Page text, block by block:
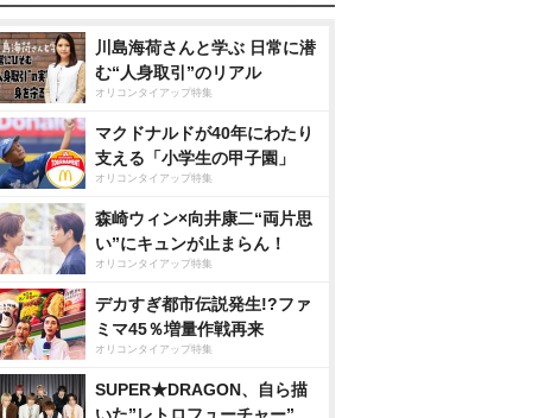
川島海荷さんと学ぶ 日常に潜
む“人身取引”のリアル
オリコンタイアップ特集
マクドナルドが40年にわたり
支える「小学生の甲子園」
オリコンタイアップ特集
森崎ウィン×向井康二“両片思
い”にキュンが止まらん！
オリコンタイアップ特集
デカすぎ都市伝説発生!?ファ
ミマ45％増量作戦再来
オリコンタイアップ特集
SUPER★DRAGON、自ら描